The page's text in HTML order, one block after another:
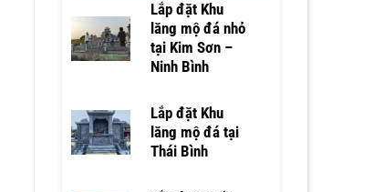
Lắp đặt Khu
lăng mộ đá nhỏ
tại Kim Sơn –
Ninh Bình
Lắp đặt Khu
lăng mộ đá tại
Thái Bình